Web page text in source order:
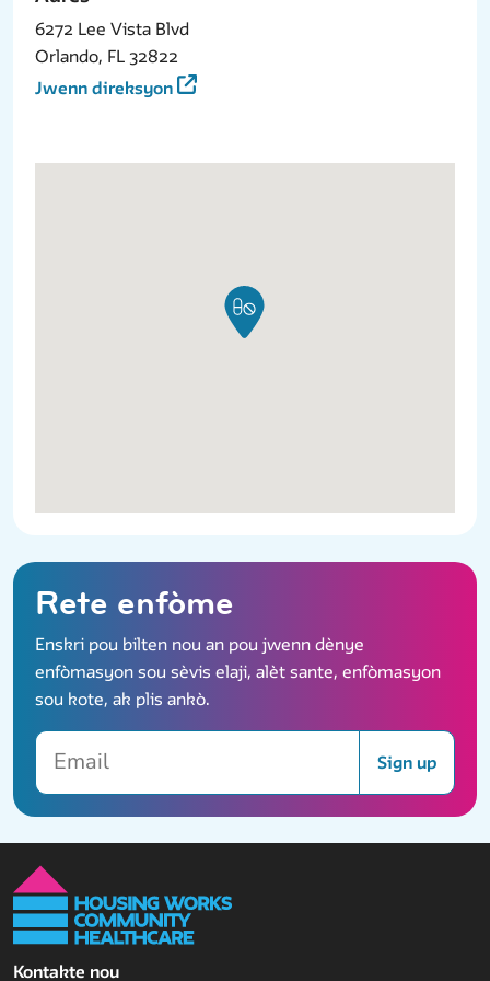
6272 Lee Vista Blvd
Orlando, FL 32822
Jwenn direksyon
Rete enfòme
Enskri pou bilten nou an pou jwenn dènye
enfòmasyon sou sèvis elaji, alèt sante, enfòmasyon
sou kote, ak plis ankò.
Email
Sign up
Kontakte nou